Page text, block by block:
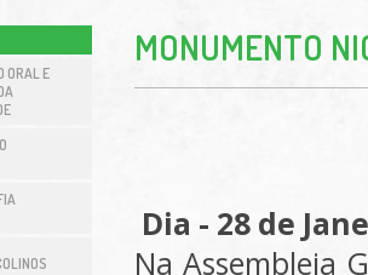
ORAL E
MONUMENTO
Dia - 28 de
Na Assembleia